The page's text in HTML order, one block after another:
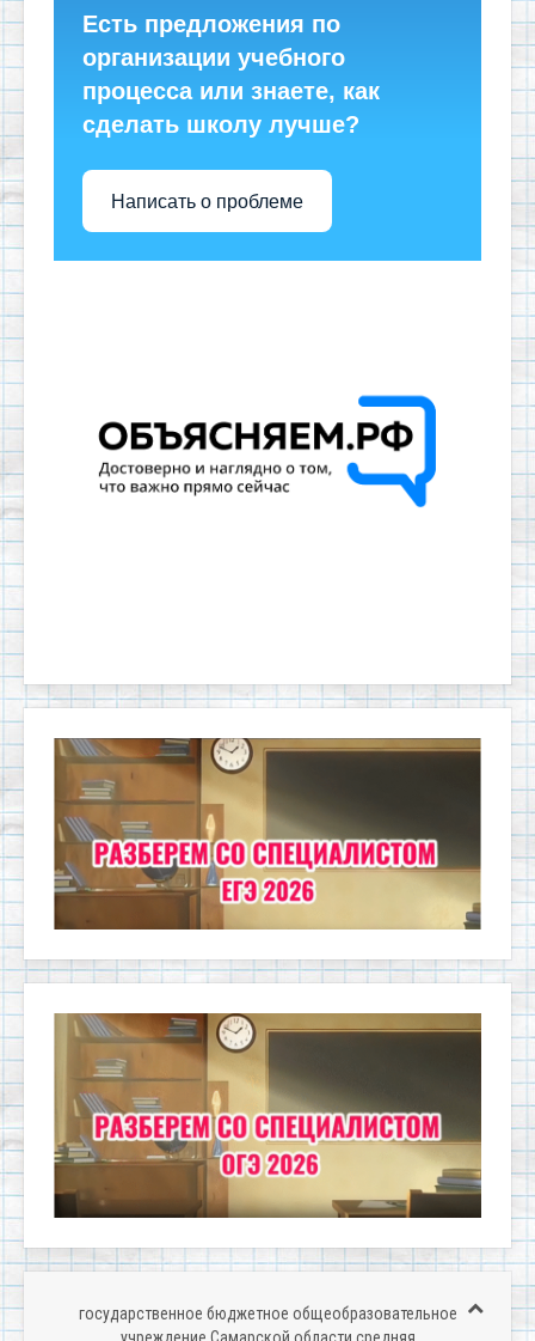
Есть предложения по
организации учебного
процесса или знаете, как
сделать школу лучше?
Написать о проблеме
государственное бюджетное общеобразовательное